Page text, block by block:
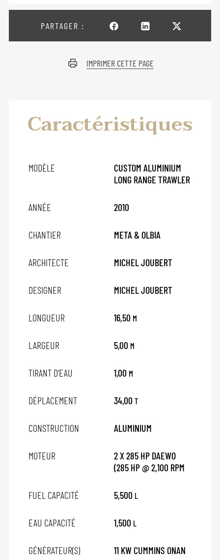
PARTAGER :
IMPRIMER CETTE PAGE
Caractéristiques
MODÈLE
CUSTOM ALUMINIUM
LONG RANGE TRAWLER
ANNÉE 2010
CHANTIER META & OLBIA
ARCHITECTE MICHEL JOUBERT
DESIGNER MICHEL JOUBERT
LONGUEUR 16,50 M
LARGEUR 5,00 M
TIRANT D'EAU 1,00 M
DÉPLACEMENT 34,00 T
CONSTRUCTION ALUMINIUM
MOTEUR
2 X 285 HP DAEWO
(285 HP @ 2,100 RPM
FUEL CAPACITÉ 5,500 L
EAU CAPACITÉ 1,500 L
GÉNÉRATEUR(S) 11 KW CUMMINS ONAN